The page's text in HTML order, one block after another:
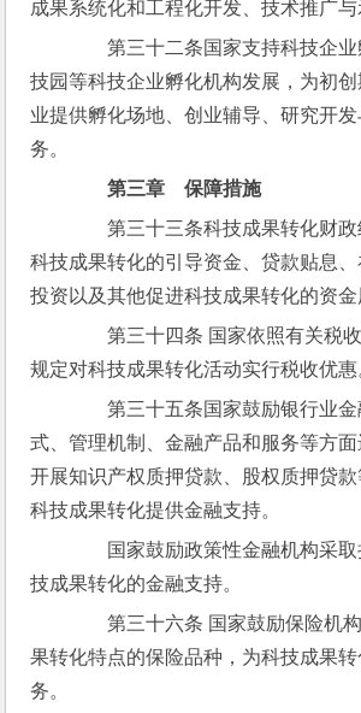
成果系统化和工程化开发、技术推广与
第三十二条国家支持科技企业
技园等科技企业孵化机构发展，为初
业提供孵化场地、创业辅导、研究开
务。
第三章　保障措施
第三十三条科技成果转化财政
科技成果转化的引导资金、贷款贴息
投资以及其他促进科技成果转化的资金
第三十四条 国家依照有关税收
规定对科技成果转化活动实行税收优惠
第三十五条国家鼓励银行业金
式、管理机制、金融产品和服务等方
开展知识产权质押贷款、股权质押贷
科技成果转化提供金融支持。
国家鼓励政策性金融机构采取
技成果转化的金融支持。
第三十六条 国家鼓励保险机构
果转化特点的保险品种，为科技成果
务。